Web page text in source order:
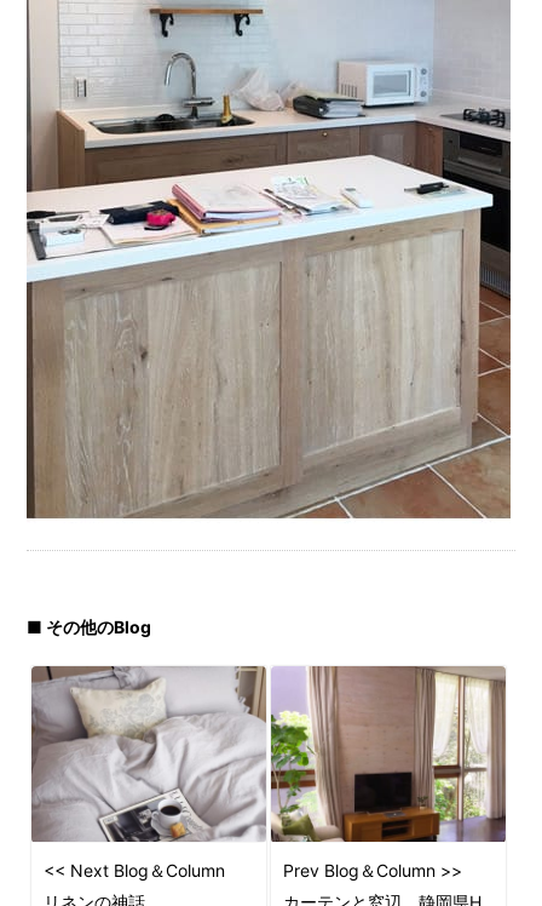
■ その他のBlog
<< Next Blog＆Column
リネンの神話
Prev Blog＆Column >>
カーテンと窓辺 静岡県H